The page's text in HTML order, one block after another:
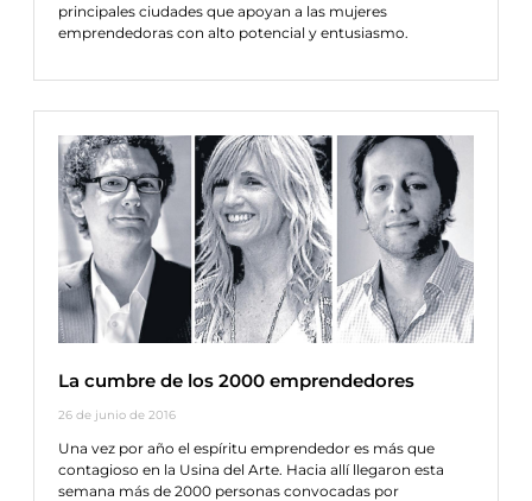
principales ciudades que apoyan a las mujeres
emprendedoras con alto potencial y entusiasmo.
La cumbre de los 2000 emprendedores
26 de junio de 2016
Una vez por año el espíritu emprendedor es más que
contagioso en la Usina del Arte. Hacia allí llegaron esta
semana más de 2000 personas convocadas por